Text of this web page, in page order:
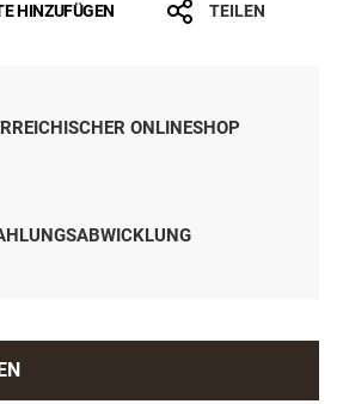
HINZUFÜGEN TEILEN
ONLINESHOP